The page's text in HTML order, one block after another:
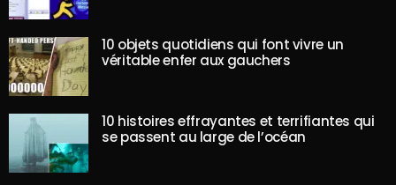
10 objets quotidiens qui font vivre un
véritable enfer aux gauchers
10 histoires effrayantes et terrifiantes qui
se passent au large de l’océan